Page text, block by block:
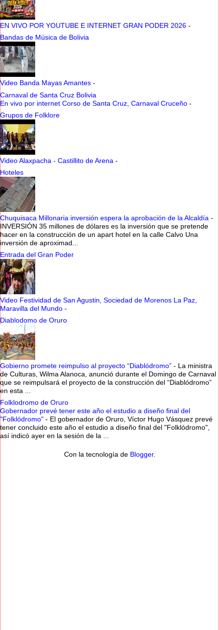
EN VIVO POR YOUTUBE E INTERNET GRAN PODER 2026 -
Bandas de Música de Bolivia
Video Banda Mayas Amantes -
Carnaval de Santa Cruz Bolivia
En vivo por internet Corso de Santa Cruz, Carnaval Cruceño -
Grupos de Folklore
Video Alaxpacha - Castillito de Arena -
Hoteles
Chuquisaca Millonaria inversión espera la aprobación de la Alcaldía -
INVERSIÓN 35 millones de dólares es la inversión que se pretende
hacer en la construcción de un apart hotel en la calle Calvo Una
inversión de aproximad...
Entrada del Gran Poder
Video Festividad de San Agustin, Sociedad de Morenos La Paz,
Maravilla del Mundo -
Diablodomo de Oruro
Gobierno promete reimpulso al proyecto “Diablódromo” - La ministra
de Culturas, Wilma Alanoca, anunció durante el Domingo de Carnaval
que se reimpulsará el proyecto de la construcción del “Diablódromo”
en esta ...
Folklodromo de Oruro
Gobernador prevé tener este año el estudio a diseño final del
"Folklódromo" - El gobernador de Oruro, Víctor Hugo Vásquez prevé
tener concluido este año el estudio a diseño final del "Folklódromo",
así indicó ayer en la sesión de la ...
Con la tecnología de Blogger.